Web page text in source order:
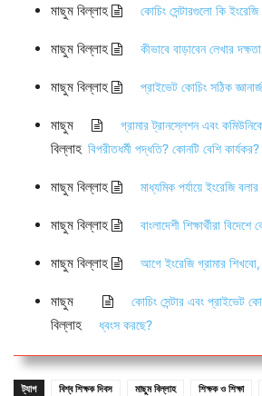
মাছুম বিল্লাহ কোচিং সেন্টারগুলো কি
মাছুম বিল্লাহ কীভাবে বাড়াবেন লেখার দক্ষতা
মাছুম বিল্লাহ প্রাইভেট কোচিং সঠিক
মাছুম
বিল্লাহ
গ্রামার ট্রানস্লেশন এবং
বিপরীতধর্মী পদ্ধতি? কোনটি বেশি কার্যকর?
মাছুম বিল্লাহ মাধ্যমিক পর্যায়ে ইংরেজি বলার
মাছুম বিল্লাহ বাংলাদেশী শিক্ষার্থীরা
মাছুম বিল্লাহ আগে ইংরেজি গ্রামার
মাছুম
বিল্লাহ
কোচিং সেন্টার এবং প্রাইভেট
ধ্বংস করছে?
ট্যাগ বিশ্ব শিক্ষক দিবস মাছুম বিল্লাহ শিক্ষক ও শিক্ষা